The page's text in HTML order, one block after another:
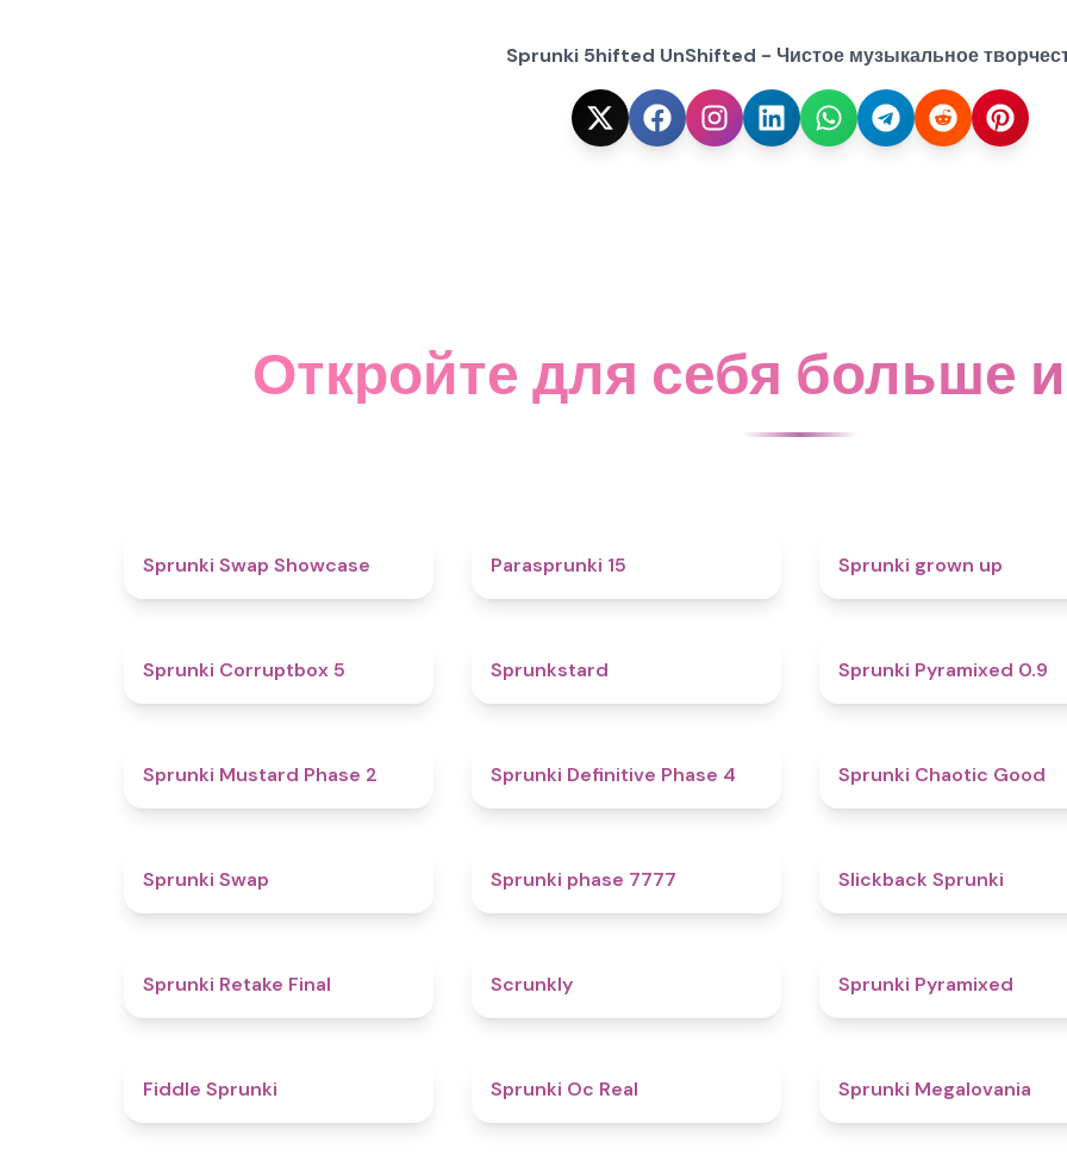
Sprunki 5hifted UnShifted - Чистое музыкальное
Откройте для себя больше
Sprunki Swap Showcase Parasprunki 15 Sprunki grown up
Sprunki Corruptbox 5 Sprunkstard Sprunki Pyramixed 0.9
Sprunki Mustard Phase 2 Sprunki Definitive Phase 4 Sprunki Chaotic Good
Sprunki Swap Sprunki phase 7777 Slickback Sprunki
Sprunki Retake Final Scrunkly Sprunki Pyramixed
Fiddle Sprunki Sprunki Oc Real Sprunki Megalovania